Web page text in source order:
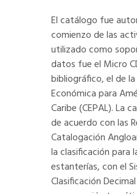
El catálogo fue
comienzo de las
utilizado como
datos fue el Micro
bibliográfico, el de
Económica para
Caribe (CEPAL). La
de acuerdo con las
Catalogación
la clasificación para
estanterías, con el
Clasificación